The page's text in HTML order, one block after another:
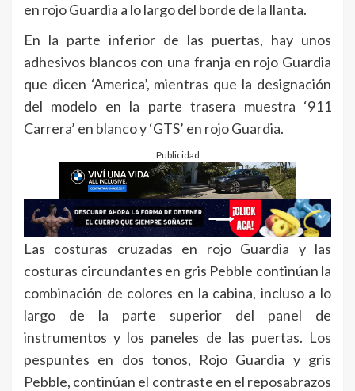
en rojo Guardia a lo largo del borde de la llanta.
En la parte inferior de las puertas, hay unos
adhesivos blancos con una franja en rojo Guardia
que dicen ‘America’, mientras que la designación
del modelo en la parte trasera muestra ‘911
Carrera’ en blanco y ‘GTS’ en rojo Guardia.
Publicidad
Las costuras cruzadas en rojo Guardia y las
costuras circundantes en gris Pebble continúan la
combinación de colores en la cabina, incluso a lo
largo de la parte superior del panel de
instrumentos y los paneles de las puertas. Los
pespuntes en dos tonos, Rojo Guardia y gris
Pebble, continúan el contraste en el reposabrazos